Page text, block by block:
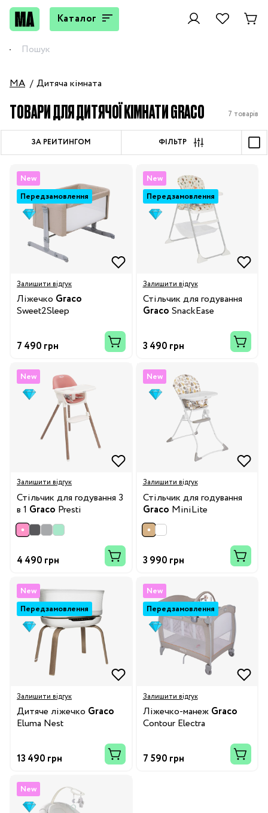
Каталог
MA Дитяча кімната
ТОВАРИ ДЛЯ ДИТЯЧОЇ КІМНАТИ GRACO 7 товарів
ЗА РЕЙТИНГОМ ФІЛЬТР
New
Передзамовлення
Залишити відгук
Ліжечко Graco
Sweet2Sleep
7 490 грн
New
Передзамовлення
Залишити відгук
Стільчик для годування
Graco SnackEase
3 490 грн
New
Залишити відгук
Стільчик для годування 3
в 1 Graco Presti
4 490 грн
New
Залишити відгук
Стільчик для годування
Graco MiniLite
3 990 грн
New
Передзамовлення
Залишити відгук
Дитяче ліжечко Graco
Eluma Nest
13 490 грн
New
Передзамовлення
Залишити відгук
Ліжечко-манеж Graco
Contour Electra
7 590 грн
New